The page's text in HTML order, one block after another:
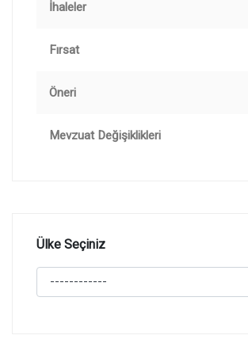
İhaleler
Fırsat
Öneri
Mevzuat Değişiklikleri
Ülke Seçiniz